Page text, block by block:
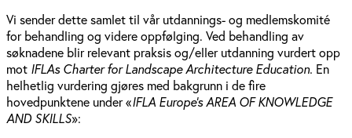
Vi sender dette samlet til vår utdannings- og medlemskomité
for behandling og videre oppfølging. Ved behandling av
søknadene blir relevant praksis og/eller utdanning vurdert opp
mot IFLAs Charter for Landscape Architecture Education. En
helhetlig vurdering gjøres med bakgrunn i de fire
hovedpunktene under «IFLA Europe’s AREA OF KNOWLEDGE
AND SKILLS»: